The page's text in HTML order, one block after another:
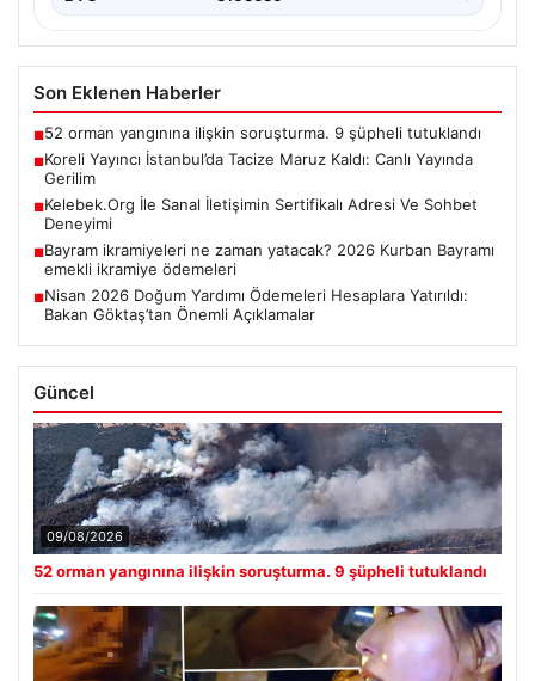
Son Eklenen Haberler
■52 orman yangınına ilişkin soruşturma. 9 şüpheli tutuklandı
■Koreli Yayıncı İstanbul’da Tacize Maruz Kaldı: Canlı Yayında
Gerilim
■Kelebek.Org İle Sanal İletişimin Sertifikalı Adresi Ve Sohbet
Deneyimi
■Bayram ikramiyeleri ne zaman yatacak? 2026 Kurban Bayramı
emekli ikramiye ödemeleri
■Nisan 2026 Doğum Yardımı Ödemeleri Hesaplara Yatırıldı:
Bakan Göktaş’tan Önemli Açıklamalar
Güncel
09/08/2026
52 orman yangınına ilişkin soruşturma. 9 şüpheli tutuklandı